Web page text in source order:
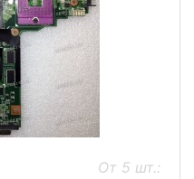
От 5 шт.: